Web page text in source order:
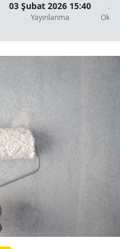
03 Şubat 2026 15:40
Yayınlanma
2